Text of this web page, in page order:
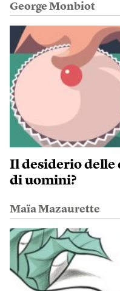
George Monbiot
Il desiderio delle
di uomini?
Maïa Mazaurette